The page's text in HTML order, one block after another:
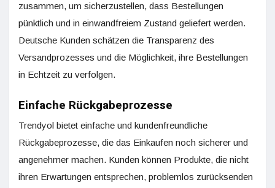
zusammen, um sicherzustellen, dass Bestellungen
pünktlich und in einwandfreiem Zustand geliefert werden.
Deutsche Kunden schätzen die Transparenz des
Versandprozesses und die Möglichkeit, ihre Bestellungen
in Echtzeit zu verfolgen.
Einfache Rückgabeprozesse
Trendyol bietet einfache und kundenfreundliche
Rückgabeprozesse, die das Einkaufen noch sicherer und
angenehmer machen. Kunden können Produkte, die nicht
ihren Erwartungen entsprechen, problemlos zurücksenden